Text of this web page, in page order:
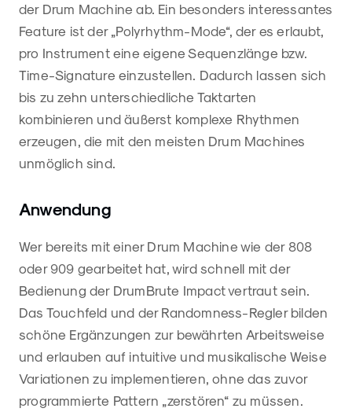
der Drum Machine ab. Ein besonders interessantes
Feature ist der „Polyrhythm-Mode“, der es erlaubt,
pro Instrument eine eigene Sequenzlänge bzw.
Time-Signature einzustellen. Dadurch lassen sich
bis zu zehn unterschiedliche Taktarten
kombinieren und äußerst komplexe Rhythmen
erzeugen, die mit den meisten Drum Machines
unmöglich sind.
Anwendung
Wer bereits mit einer Drum Machine wie der 808
oder 909 gearbeitet hat, wird schnell mit der
Bedienung der DrumBrute Impact vertraut sein.
Das Touchfeld und der Randomness-Regler bilden
schöne Ergänzungen zur bewährten Arbeitsweise
und erlauben auf intuitive und musikalische Weise
Variationen zu implementieren, ohne das zuvor
programmierte Pattern „zerstören“ zu müssen.